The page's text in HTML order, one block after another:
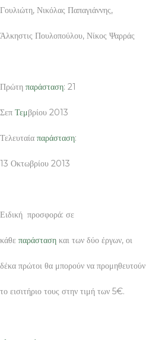
Γουλιώτη, Νικόλας Παπαγιάννης,
Άλκηστις Πουλοπούλου, Νίκος Ψαρράς
Πρώτη παράσταση: 21
Σεπ Τεμβρίου 2013
Τελευταία παράσταση:
13 Οκτωβρίου 2013
Ειδική προσφορά: σε
κάθε παράσταση και των δύο έργων, οι
δέκα πρώτοι θα μπορούν να προμηθευτούν
το εισιτήριο τους στην τιμή των 5€.